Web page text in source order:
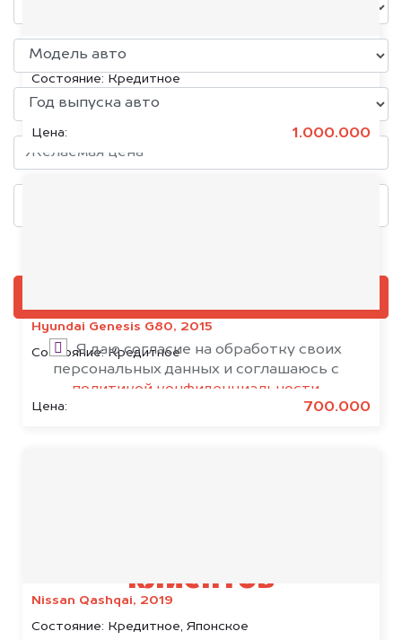
KIA K5, 2020
Состояние: Кредитное
Цена: 1.000.000
Hyundai Genesis G80, 2015
Состояние:Кредитное
Цена: 700.000
Nissan Qashqai, 2019
Состояние: Кредитное, Японское
Я даю согласие на обработку своих
персональных данных и соглашаюсь с
политикой конфиденциальности
клиентов